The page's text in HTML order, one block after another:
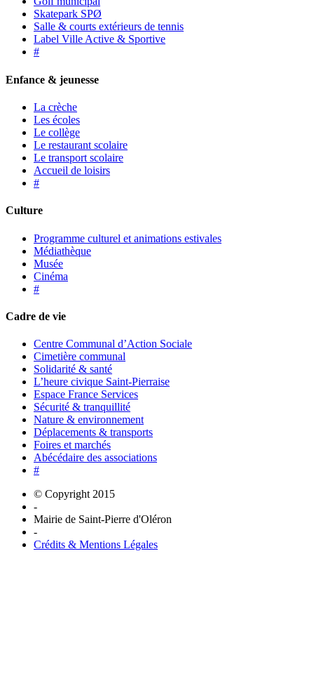
Skatepark SPØ
Salle & courts extérieurs de tennis
Label Ville Active & Sportive
#
Enfance & jeunesse
La crèche
Les écoles
Le collège
Le restaurant scolaire
Le transport scolaire
Accueil de loisirs
#
Culture
Programme culturel et animations estivales
Médiathèque
Musée
Cinéma
#
Cadre de vie
Centre Communal d’Action Sociale
Cimetière communal
Solidarité & santé
L’heure civique Saint-Pierraise
Espace France Services
Sécurité & tranquillité
Nature & environnement
Déplacements & transports
Foires et marchés
Abécédaire des associations
#
© Copyright 2015
-
Mairie de Saint-Pierre d'Oléron
-
Crédits & Mentions Légales